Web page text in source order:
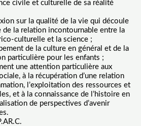
civile et culturelle de sa réalité
sur la qualité de la vie qui découle
de la relation incontournable entre la
culturelle et la science ;
de la culture en général et de la
particulière pour les enfants ;
une attention particulière aux
à la récupération d’une relation
l’exploitation des ressources et
et à la connaissance de l’histoire en
de perspectives d’avenir